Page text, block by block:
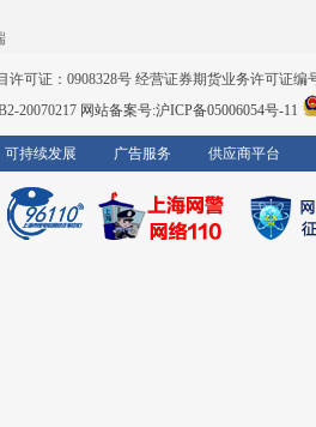
可证：0908328号 经营证券期货业务许可证编
20070217 网站备案号:沪ICP备05006054号-11
可持续发展 广告服务 供应商平台